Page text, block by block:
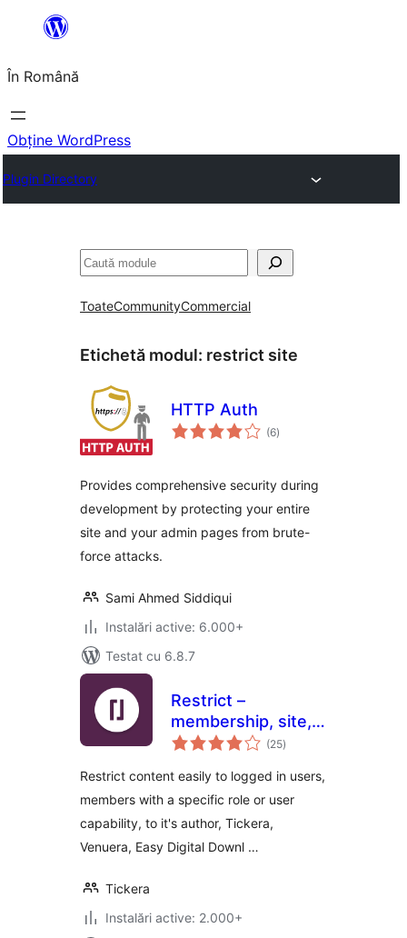
conținut
În Română
Obține WordPress
Plugin Directory
Caută
ToateCommunityCommercial
Etichetă modul: restrict site
HTTP Auth
(6total
aprecieri
)
Provides comprehensive security during
development by protecting your entire
site and your admin pages from brute-
force attacks.
Sami Ahmed Siddiqui
Instalări active: 6.000+
Testat cu 6.8.7
Restrict –
membership, site,
content and user
for WordPress
(25total
aprecieri
)
Restrict content easily to logged in users,
members with a specific role or user
capability, to it's author, Tickera,
Venuera, Easy Digital Downl …
Tickera
Instalări active: 2.000+